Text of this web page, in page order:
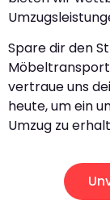
Spare dir den
Möbeltransport
vertraue uns
heute, um ein
Umzug zu